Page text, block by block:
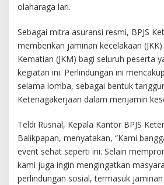
olaharaga lari.
Sebagai mitra asuransi resmi, BPJS
memberikan jaminan kecelakaan (JKK)
Kematian (JKM) bagi seluruh peserta
kegiatan ini. Perlindungan ini
selama lomba, sebagai bentuk
Ketenagakerjaan dalam menjamin
Teldi Rusnal, Kepala Kantor BPJS
Balikpapan, menyatakan, “Kami
event sehat seperti ini. Selain
kami juga ingin mengingatkan
perlindungan sosial, termasuk